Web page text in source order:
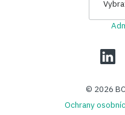
© 2026
Ochrany